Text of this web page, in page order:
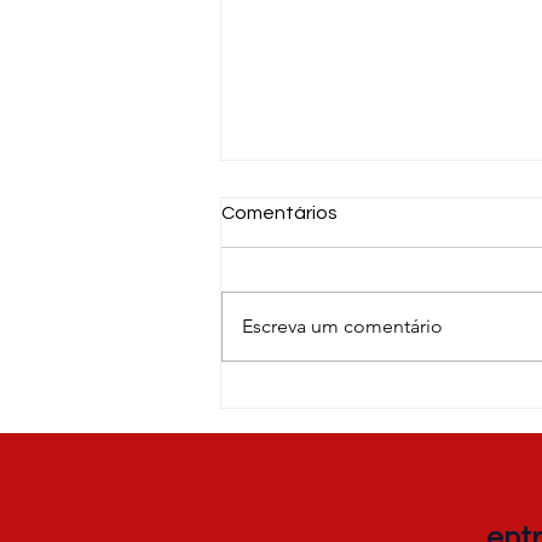
Comentários
Escreva um comentário